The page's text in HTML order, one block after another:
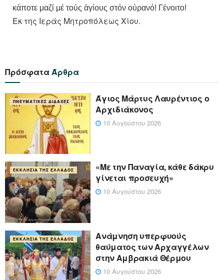
κάποτε μαζί μέ τούς ἁγίους στόν οὐρανό! Γένοιτο!
Εκ της Ιεράς Μητροπόλεως Χίου.
ΠρόσφαταΆρθρα
ΠΝΕΥΜΑΤΙΚΈΣ ΔΙΔΑΧΈΣ
Άγιος Μάρτυς Λαυρέντιος ο
Αρχιδιάκονος
10 Αυγούστου 2026
ΕΚΚΛΗΣΊΑ ΤΗΣ ΕΛΛΆΔΟΣ
«Με την Παναγία, κάθε δάκρυ
γίνεται προσευχή»
10 Αυγούστου 2026
ΕΚΚΛΗΣΊΑ ΤΗΣ ΕΛΛΆΔΟΣ
Ανάμνηση υπερφυούς
θαύματος των Αρχαγγέλων
στην Αμβρακιά Θέρμου
10 Αυγούστου 2026